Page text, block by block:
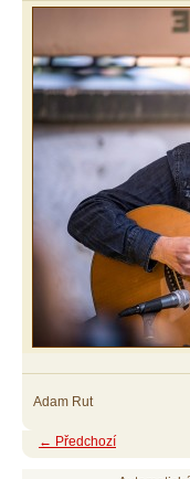
Adam Rut
← Předchozí